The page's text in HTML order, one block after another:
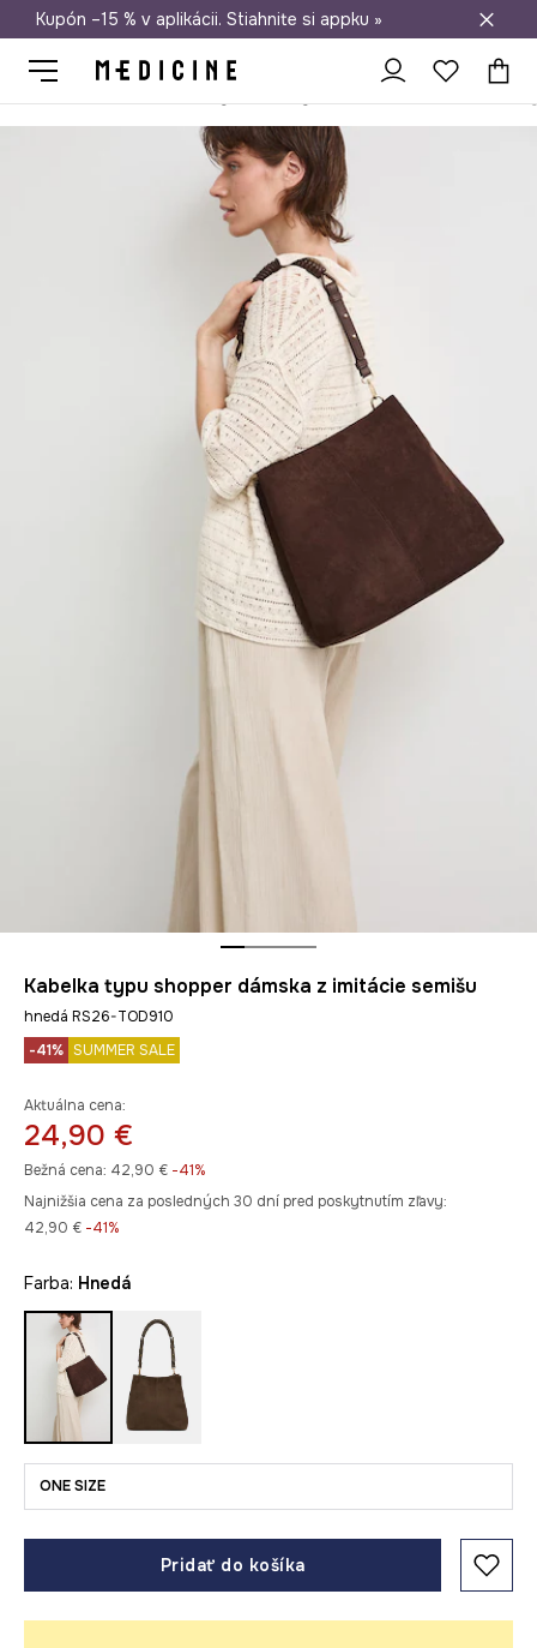
Doprava zadarmo od 50 €
Kupón –15 % v aplikácii. Stiahnite si appku »
Kabelka typu shopper dámska z imitácie semišu
hnedá RS26-TOD910
-41% SUMMER SALE
Aktuálna cena:
24,90 €
Bežná cena: 42,90 € -41%
Najnižšia cena za posledných 30 dní pred poskytnutím zľavy:
42,90 € -41%
Farba: hnedá
ONE SIZE
Pridať do košíka